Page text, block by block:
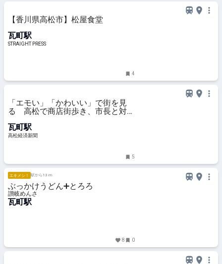
【香川県高松市】松屋食堂
瓦町駅
STRAIGHT PRESS
4
「エモい」「かわいい」で街を見
る 高松で商店街歩き、市長と対話
瓦町駅
高松経済新聞
5
エキメシ！ 駅から13 m
ぶっかけうどん➕とろろ
讃岐めんさ
瓦町駅
8 0